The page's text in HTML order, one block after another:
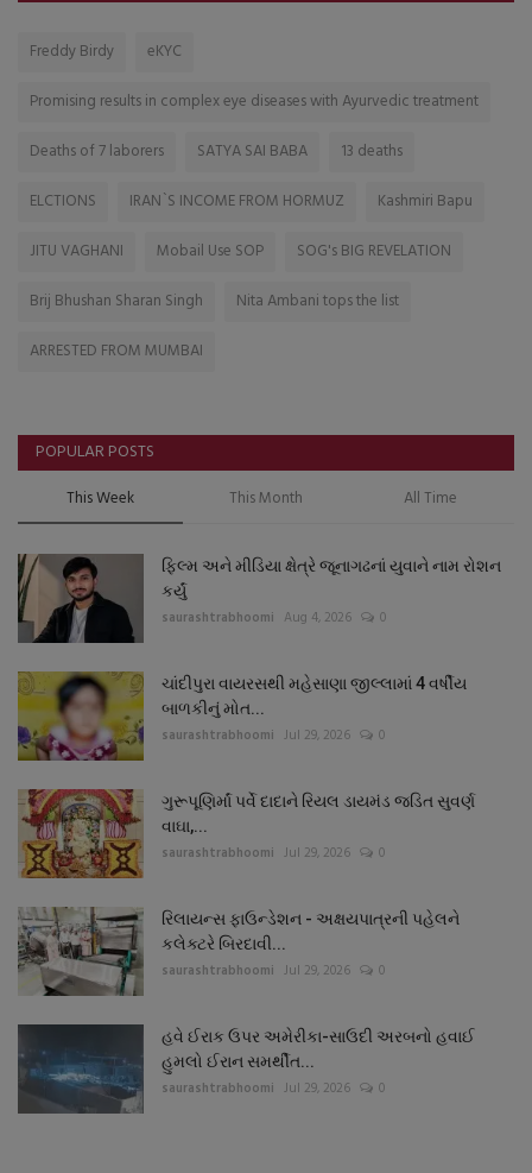
Freddy Birdy
eKYC
Promising results in complex eye diseases with Ayurvedic treatment
Deaths of 7 laborers
SATYA SAI BABA
13 deaths
ELCTIONS
IRAN`S INCOME FROM HORMUZ
Kashmiri Bapu
JITU VAGHANI
Mobail Use SOP
SOG's BIG REVELATION
Brij Bhushan Sharan Singh
Nita Ambani tops the list
ARRESTED FROM MUMBAI
POPULAR POSTS
This Week This Month All Time
ફિલ્મ અને મીડિયા ક્ષેત્રે જૂનાગઢનાં યુવાને નામ રોશન
કર્યું
saurashtrabhoomi Aug 4, 2026 0
ચાંદીપુરા વાયરસથી મહેસાણા જીલ્લામાં 4 વર્ષીય
બાળકીનું મોત...
saurashtrabhoomi Jul 29, 2026 0
ગુરૂપૂણિર્માં પર્વે દાદાને રિયલ ડાયમંડ જડિત સુવર્ણ
વાઘા,...
saurashtrabhoomi Jul 29, 2026 0
રિલાયન્સ ફાઉન્ડેશન - અક્ષયપાત્રની પહેલને
કલેક્ટરે બિરદાવી...
saurashtrabhoomi Jul 29, 2026 0
હવે ઈરાક ઉપર અમેરીકા-સાઉદી અરબનો હવાઈ
હુમલો ઈરાન સમર્થીત...
saurashtrabhoomi Jul 29, 2026 0